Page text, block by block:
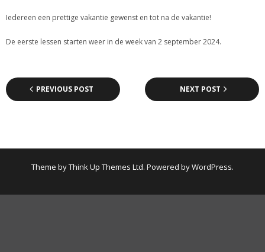
Iedereen een prettige vakantie gewenst en tot na de vakantie!
De eerste lessen starten weer in de week van 2 september 2024.
PREVIOUS POST NEXT POST
Theme byThink Up Themes Ltd. Powered byWordPress.